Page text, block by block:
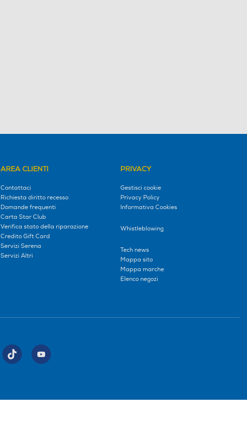
AREA CLIENTI
Contattaci
Richiesta diritto recesso
Domande frequenti
Carta Star Club
Verifica stato della riparazione
Credito Gift Card
Servizi Serena
Servizi Altri
PRIVACY
Gestisci cookie
Privacy Policy
Informativa Cookies
Whistleblowing
Tech news
Mappa sito
Mappa marche
Elenco negozi